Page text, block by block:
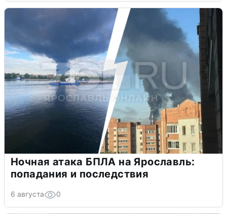
Ночная атака БПЛА на Ярославль:
попадания и последствия
6 августа 0